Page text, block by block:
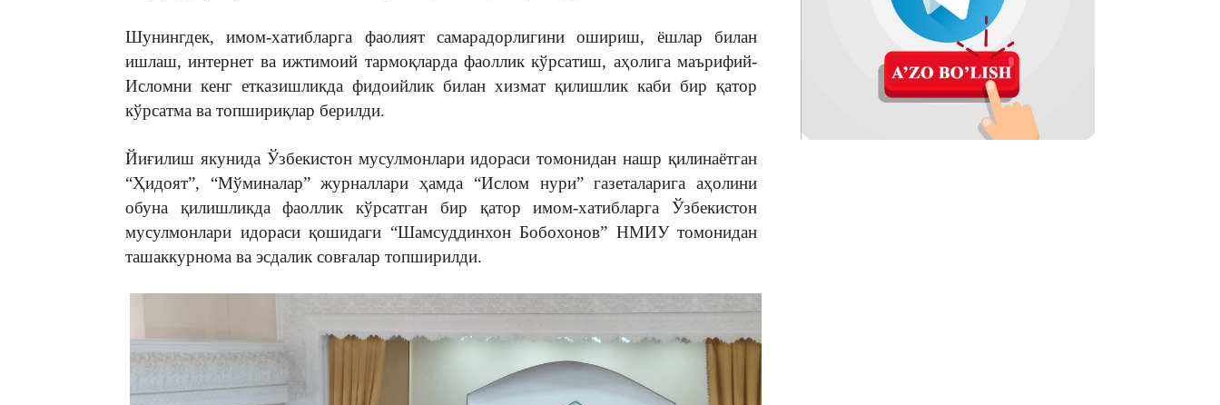
Шунингдек, имом-хатибларга фаолият самарадорлигини ошириш, ёшлар билан
ишлаш, интернет ва ижтимоий тармоқларда фаоллик кўрсатиш, аҳолига маърифий-
Исломни кенг етказишликда фидоийлик билан хизмат қилишлик каби бир қатор
кўрсатма ва топшириқлар берилди.
Йиғилиш якунида Ўзбекистон мусулмонлари идораси томонидан нашр қилинаётган
“Ҳидоят”, “Мўминалар” журналлари ҳамда “Ислом нури” газеталарига аҳолини
обуна қилишликда фаоллик кўрсатган бир қатор имом-хатибларга Ўзбекистон
мусулмонлари идораси қошидаги “Шамсуддинхон Бобохонов” НМИУ томонидан
ташаккурнома ва эсдалик совғалар топширилди.